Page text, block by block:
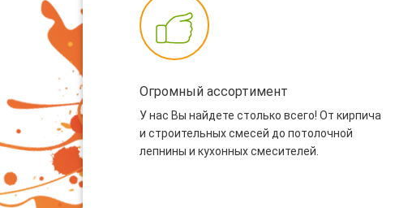
Огромный ассортимент
У нас Вы найдете столько всего! От кирпича
и строительных смесей до потолочной
лепнины и кухонных смесителей.